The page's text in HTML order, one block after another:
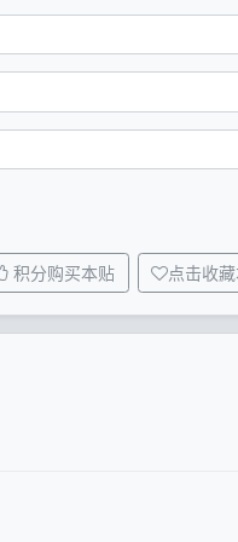
积分购买本贴 点击收